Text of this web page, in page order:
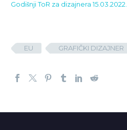
Godišnji ToR za dizajnera 15.03.2022.
EU GRAFIČKI DIZAJNER